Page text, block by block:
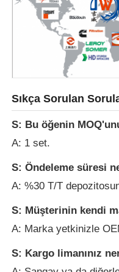
Sıkça Sorulan
S: Bu öğenin
A: 1 set.
S: Öndeleme süresi
A: %30 T/T
S: Müşterinin kendi
A: Marka yetkinizle
S: Kargo limanınız